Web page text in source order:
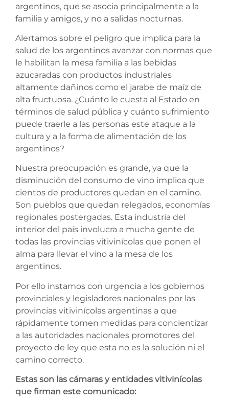
argentinos, que se asocia principalmente a la
familia y amigos, y no a salidas nocturnas.
Alertamos sobre el peligro que implica para la
salud de los argentinos avanzar con normas que
le habilitan la mesa familia a las bebidas
azucaradas con productos industriales
altamente dañinos como el jarabe de maíz de
alta fructuosa. ¿Cuánto le cuesta al Estado en
términos de salud pública y cuánto sufrimiento
puede traerle a las personas este ataque a la
cultura y a la forma de alimentación de los
argentinos?
Nuestra preocupación es grande, ya que la
disminución del consumo de vino implica que
cientos de productores quedan en el camino.
Son pueblos que quedan relegados, economías
regionales postergadas. Esta industria del
interior del país involucra a mucha gente de
todas las provincias vitivinícolas que ponen el
alma para llevar el vino a la mesa de los
argentinos.
Por ello instamos con urgencia a los gobiernos
provinciales y legisladores nacionales por las
provincias vitivinícolas argentinas a que
rápidamente tomen medidas para concientizar
a las autoridades nacionales promotores del
proyecto de ley que esta no es la solución ni el
camino correcto.
Estas son las cámaras y entidades vitivinícolas
que firman este comunicado: